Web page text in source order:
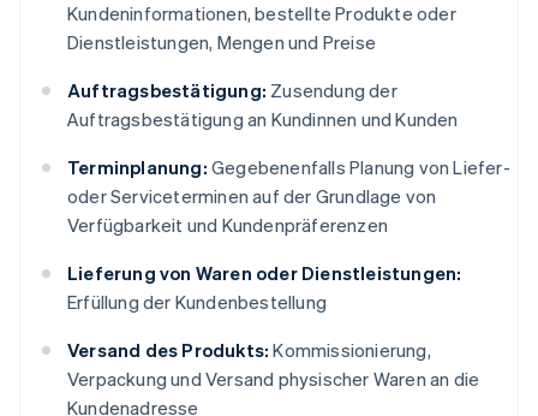
Kundeninformationen, bestellte Produkte oder
Dienstleistungen, Mengen und Preise
Auftragsbestätigung: Zusendung der
Auftragsbestätigung an Kundinnen und Kunden
Terminplanung: Gegebenenfalls Planung von Liefer-
oder Serviceterminen auf der Grundlage von
Verfügbarkeit und Kundenpräferenzen
Lieferung von Waren oder Dienstleistungen:
Erfüllung der Kundenbestellung
Versand des Produkts: Kommissionierung,
Verpackung und Versand physischer Waren an die
Kundenadresse